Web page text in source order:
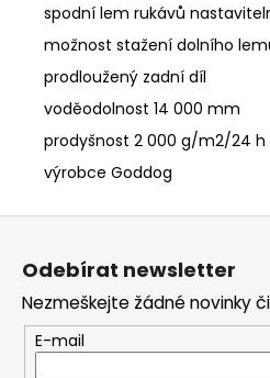
spodní lem rukávů
možnost stažení dolního
prodloužený zadní díl
voděodolnost 14 000 mm
prodyšnost 2 000 g/m2/24 h
výrobce Goddog
Z
Odebírat newsletter
Nezmeškejte žádné novinky
E-mail